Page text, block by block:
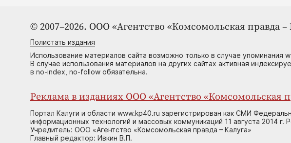
© 2007–2026. ООО «Агентство «Комсомольская правда –
Полистать издания
Использование материалов сайта возможно только в случае упоминания
В случае использования материалов на других сайтах активная
в no-index, no-follow обязательна.
Реклама в изданиях ООО «Агентство «Комсомольская
Портал Калуги и области www.kp40.ru зарегистрирован как СМИ
информационных технологий и массовых коммуникаций 11 августа 2014
Учредитель: ООО «Агентство «Комсомольская правда – Калуга»
Главный редактор: Ивкин В.П.